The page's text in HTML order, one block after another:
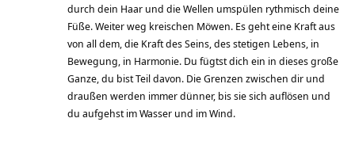
durch dein Haar und die Wellen umspülen rythmisch deine
Füße. Weiter weg kreischen Möwen. Es geht eine Kraft aus
von all dem, die Kraft des Seins, des stetigen Lebens, in
Bewegung, in Harmonie. Du fügtst dich ein in dieses große
Ganze, du bist Teil davon. Die Grenzen zwischen dir und
draußen werden immer dünner, bis sie sich auflösen und
du aufgehst im Wasser und im Wind.